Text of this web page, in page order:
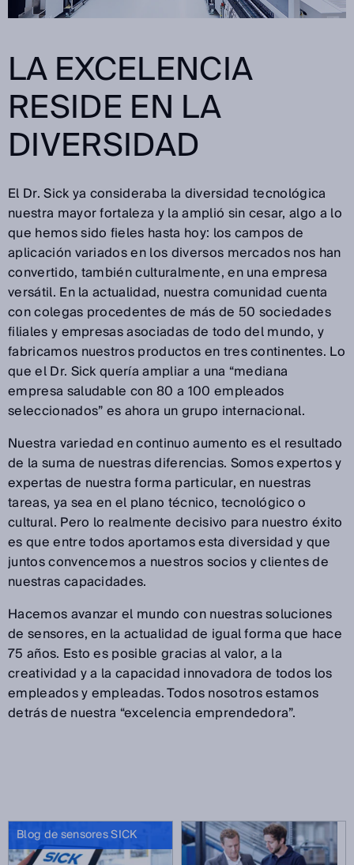
LA EXCELENCIA
RESIDE EN LA
DIVERSIDAD
El Dr. Sick ya consideraba la diversidad tecnológica
nuestra mayor fortaleza y la amplió sin cesar, algo a lo
que hemos sido fieles hasta hoy: los campos de
aplicación variados en los diversos mercados nos han
convertido, también culturalmente, en una empresa
versátil. En la actualidad, nuestra comunidad cuenta
con colegas procedentes de más de 50 sociedades
filiales y empresas asociadas de todo del mundo, y
fabricamos nuestros productos en tres continentes. Lo
que el Dr. Sick quería ampliar a una “mediana
empresa saludable con 80 a 100 empleados
seleccionados” es ahora un grupo internacional.
Nuestra variedad en continuo aumento es el resultado
de la suma de nuestras diferencias. Somos expertos y
expertas de nuestra forma particular, en nuestras
tareas, ya sea en el plano técnico, tecnológico o
cultural. Pero lo realmente decisivo para nuestro éxito
es que entre todos aportamos esta diversidad y que
juntos convencemos a nuestros socios y clientes de
nuestras capacidades.
Hacemos avanzar el mundo con nuestras soluciones
de sensores, en la actualidad de igual forma que hace
75 años. Esto es posible gracias al valor, a la
creatividad y a la capacidad innovadora de todos los
empleados y empleadas. Todos nosotros estamos
detrás de nuestra “excelencia emprendedora”.
Blog de sensores SICK